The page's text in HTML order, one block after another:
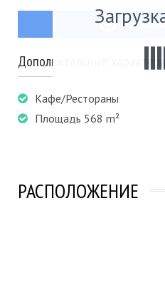
Дополнительные
Кафе/Рестораны
Площадь 568 m²
РАСПОЛОЖЕНИЕ